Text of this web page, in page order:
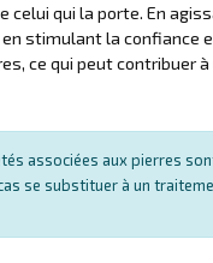
qui la porte. En
stimulant la confiance
ce qui peut contribuer
associées aux pierres
se substituer à un